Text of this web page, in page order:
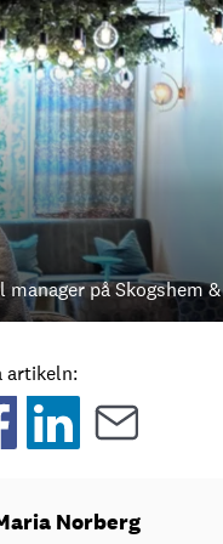
manager på Skogshem
artikeln:
Norberg